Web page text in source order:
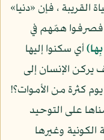
القريبة ، فإن «دنيا»
فصرفوا همّهم في
أي سكنوا إليها
يركن الإنسان إلى
كثرة من الأموات؟!
على التوحيد
الكونية وغيرها